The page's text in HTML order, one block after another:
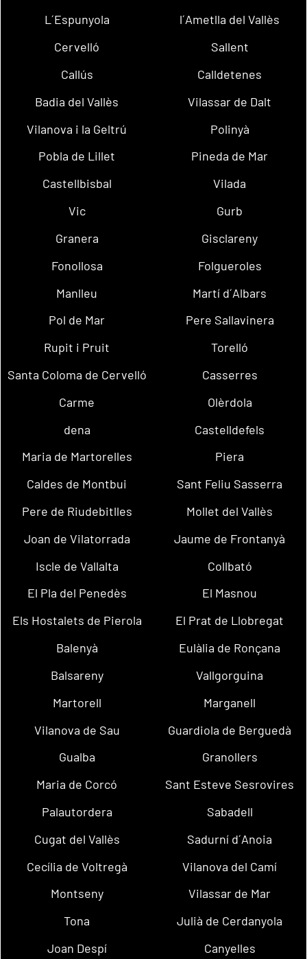
L´Espunyola
l´Ametlla del Vallès
Cervelló
Sallent
Callús
Calldetenes
Badia del Vallès
Vilassar de Dalt
Vilanova i la Geltrú
Polinyà
Pobla de Lillet
Pineda de Mar
Castellbisbal
Vilada
Vic
Gurb
Granera
Gisclareny
Fonollosa
Folgueroles
Manlleu
Martí d´Albars
Pol de Mar
Pere Sallavinera
Rupit i Pruit
Torelló
Santa Coloma de Cervelló
Casserres
Carme
Olèrdola
dena
Castelldefels
Maria de Martorelles
Piera
Caldes de Montbui
Sant Feliu Sasserra
Pere de Riudebitlles
Mollet del Vallès
Joan de Vilatorrada
Jaume de Frontanyà
Iscle de Vallalta
Collbató
El Pla del Penedès
El Masnou
Els Hostalets de Pierola
El Prat de Llobregat
Balenyà
Eulàlia de Ronçana
Balsareny
Vallgorguina
Martorell
Marganell
Vilanova de Sau
Guardiola de Berguedà
Gualba
Granollers
Maria de Corcó
Sant Esteve Sesrovires
Palautordera
Sabadell
Cugat del Vallès
Sadurní d´Anoia
Cecília de Voltregà
Vilanova del Camí
Montseny
Vilassar de Mar
Tona
Julià de Cerdanyola
Joan Despí
Canyelles